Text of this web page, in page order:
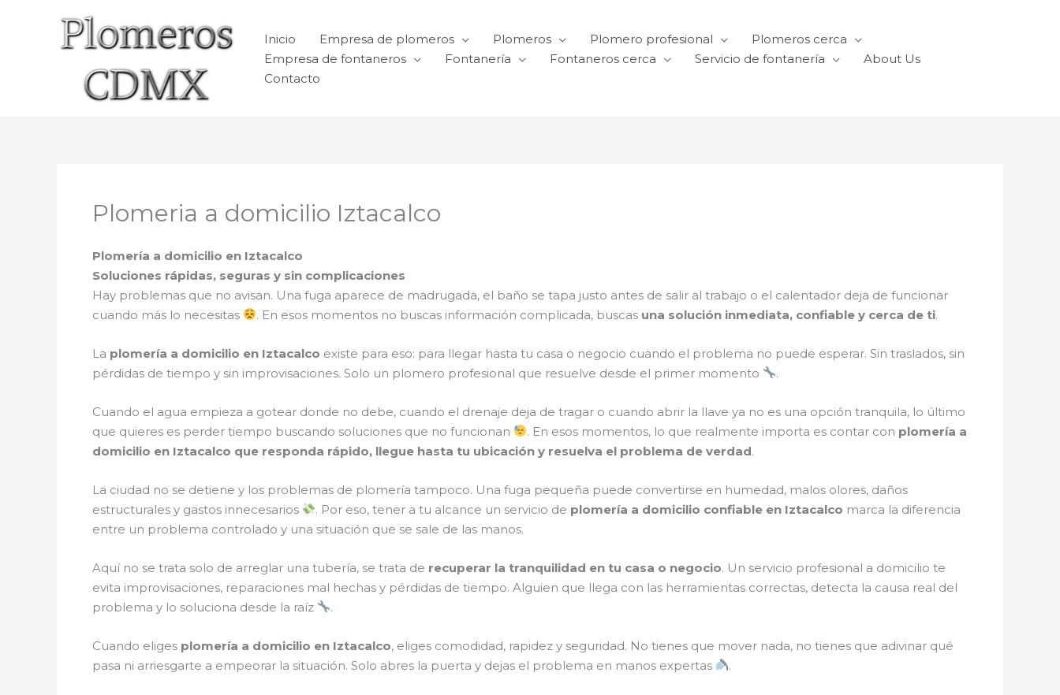
Inicio Empresa de plomeros Plomeros Plomero profesional
Plomeros cerca
Empresa de fontaneros
Fontanería Fontaneros cerca Servicio de fontanería
About Us
Contacto
Plomeria a domicilio Iztacalco
Plomería a domicilio en Iztacalco
Soluciones rápidas, seguras y sin complicaciones
Hay problemas que no avisan. Una fuga aparece de madrugada, el baño se tapa justo antes de salir al trabajo o el calentador deja de funcionar
cuando más lo necesitas
. En esos momentos no buscas información complicada, buscas una solución inmediata, confiable y cerca de ti.
La plomería a domicilio en Iztacalco existe para eso: para llegar hasta tu casa o negocio cuando el problema no puede esperar. Sin traslados, sin
pérdidas de tiempo y sin improvisaciones. Solo un plomero profesional que resuelve desde el primer momento
.
Cuando el agua empieza a gotear donde no debe, cuando el drenaje deja de tragar o cuando abrir la llave ya no es una opción tranquila, lo último
que quieres es perder tiempo buscando soluciones que no funcionan
. En esos momentos, lo que realmente importa es contar con plomería a
domicilio en Iztacalco que responda rápido, llegue hasta tu ubicación y resuelva el problema de verdad.
La ciudad no se detiene y los problemas de plomería tampoco. Una fuga pequeña puede convertirse en humedad, malos olores, daños
estructurales y gastos innecesarios
. Por eso, tener a tu alcance un servicio de plomería a domicilio confiable en Iztacalco marca la diferencia
entre un problema controlado y una situación que se sale de las manos.
Aquí no se trata solo de arreglar una tubería, se trata de recuperar la tranquilidad en tu casa o negocio. Un servicio profesional a domicilio te
evita improvisaciones, reparaciones mal hechas y pérdidas de tiempo. Alguien que llega con las herramientas correctas, detecta la causa real del
problema y lo soluciona desde la raíz
.
Cuando eliges plomería a domicilio en Iztacalco, eliges comodidad, rapidez y seguridad. No tienes que mover nada, no tienes que adivinar qué
pasa ni arriesgarte a empeorar la situación. Solo abres la puerta y dejas el problema en manos expertas
.